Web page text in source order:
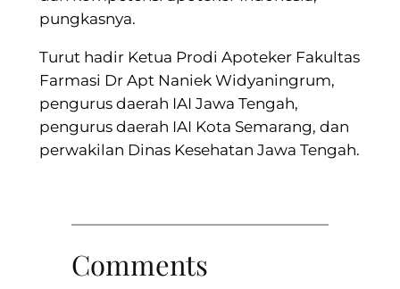
pungkasnya.
Turut hadir Ketua Prodi Apoteker Fakultas
Farmasi Dr Apt Naniek Widyaningrum,
pengurus daerah IAI Jawa Tengah,
pengurus daerah IAI Kota Semarang, dan
perwakilan Dinas Kesehatan Jawa Tengah.
Comments